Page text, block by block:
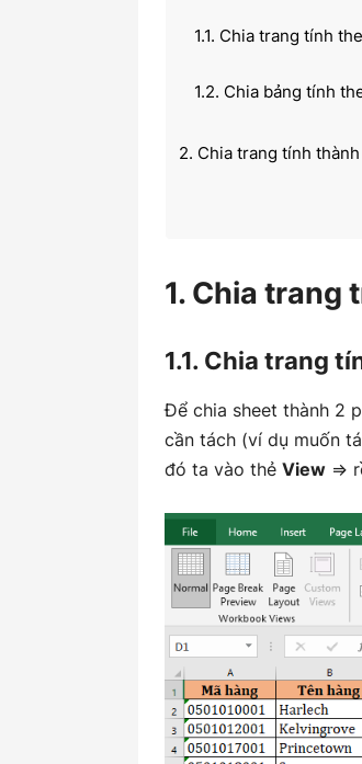
1.1. Chia trang tính
1.2. Chia bảng tính
2. Chia trang tính
1. Chia trang
1.1. Chia trang
Để chia sheet thành 2
cần tách (ví dụ muốn
đó ta vào thẻ View =>